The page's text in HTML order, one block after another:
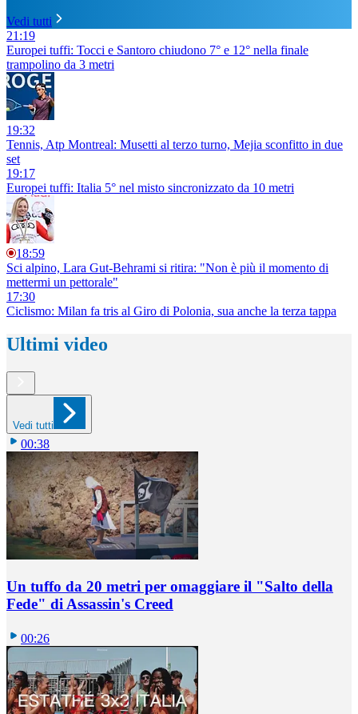
Vedi tutti
21:19
Europei tuffi: Tocci e Santoro chiudono 7° e 12° nella finale
trampolino da 3 metri
19:32
Tennis, Atp Montreal: Musetti al terzo turno, Mejia sconfitto in due
set
19:17
Europei tuffi: Italia 5° nel misto sincronizzato da 10 metri
18:59
Sci alpino, Lara Gut-Behrami si ritira: "Non è più il momento di
mettermi un pettorale"
17:30
Ciclismo: Milan fa tris al Giro di Polonia, sua anche la terza tappa
Ultimi video
Vedi tutti
00:38
Un tuffo da 20 metri per omaggiare il "Salto della
Fede" di Assassin's Creed
00:26